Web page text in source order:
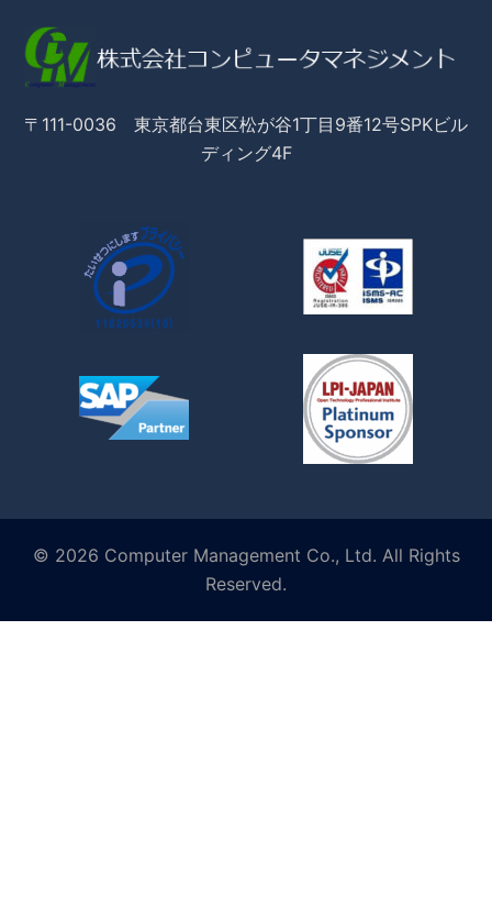
〒111-0036 東京都台東区松が谷1丁目9番12号SPKビル
ディング4F
© 2026 Computer Management Co., Ltd. All Rights
Reserved.